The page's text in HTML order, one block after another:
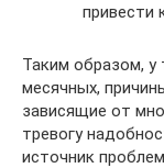
привести
Таким образом, у
месячных,
зависящие от
тревогу
источник